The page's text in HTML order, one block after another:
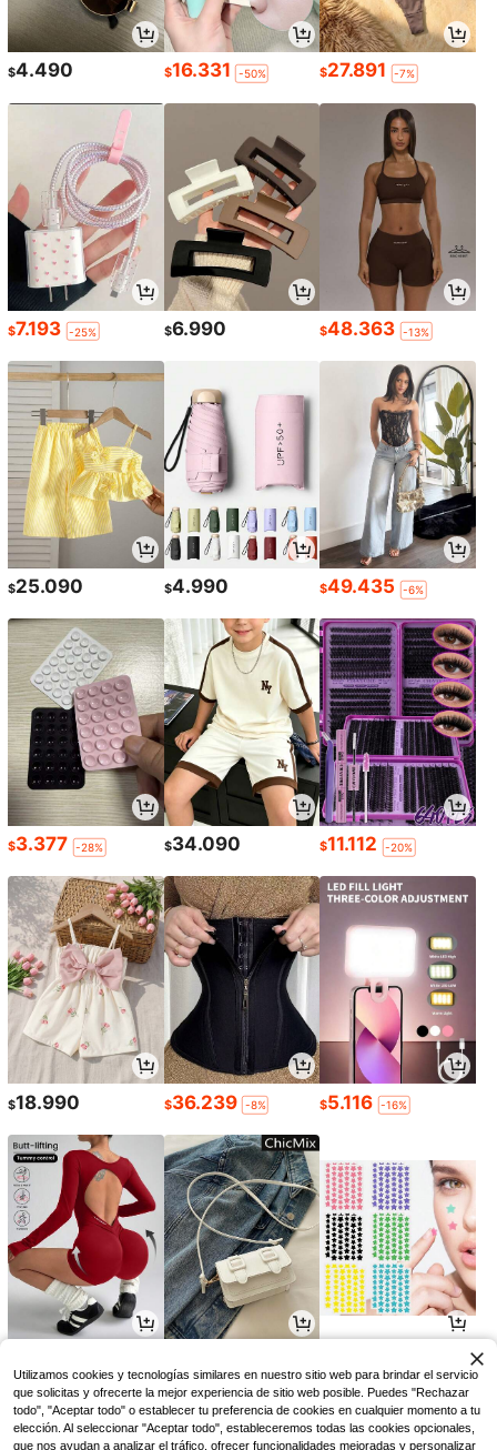
$4.490 $16.331 -50% $27.891 -7%
$7.193 -25% $6.990 $48.363 -13%
$25.090 $4.990 $49.435 -6%
$3.377 -28% $34.090 $11.112 -20%
$18.990 $36.239 -8% $5.116 -16%
Utilizamos cookies y tecnologías similares en nuestro sitio web para brindar el servicio
que solicitas y ofrecerte la mejor experiencia de sitio web posible. Puedes "Rechazar
todo", "Aceptar todo" o establecer tu preferencia de cookies en cualquier momento a tu
elección. Al seleccionar "Aceptar todo", estableceremos todas las cookies opcionales,
que nos ayudan a analizar el tráfico, ofrecer funcionalidades mejoradas y personalizar